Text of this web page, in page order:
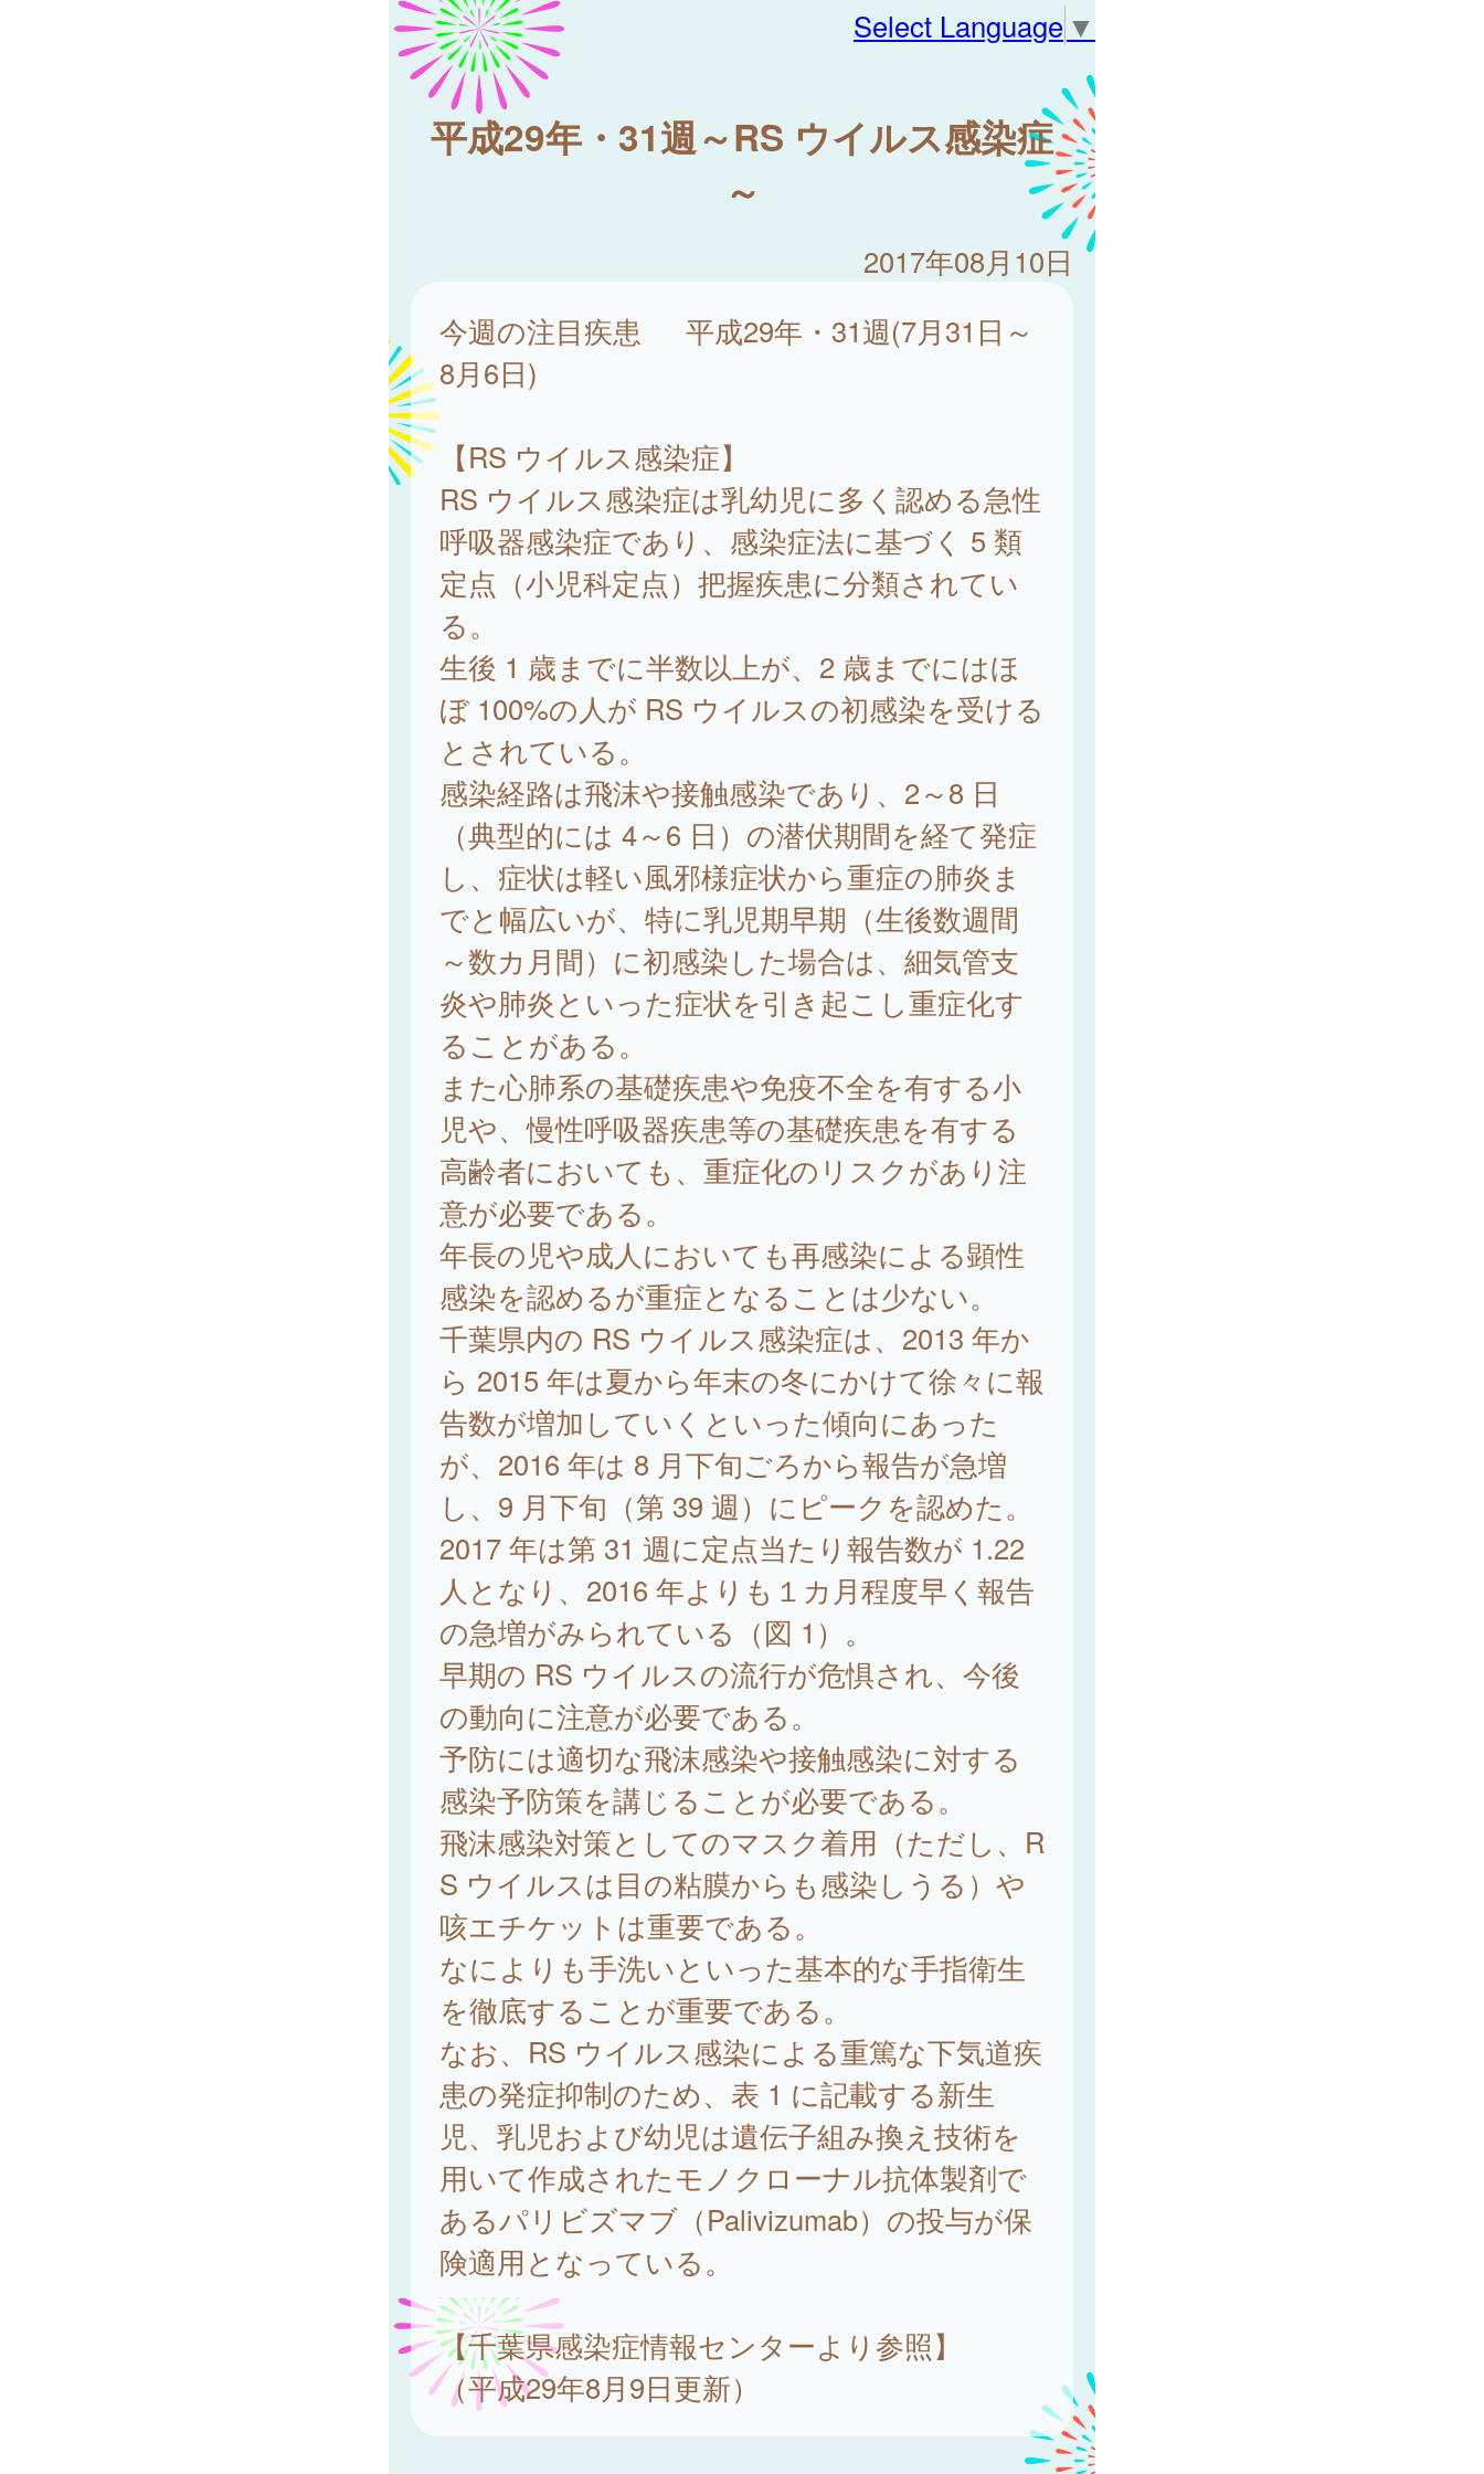
Select Language ▼
平成29年・31週～RS ウイルス感染症
～
2017年08月10日
今週の注目疾患 平成29年・31週(7月31日～
8月6日)
【RS ウイルス感染症】
RS ウイルス感染症は乳幼児に多く認める急性
呼吸器感染症であり、感染症法に基づく 5 類
定点（小児科定点）把握疾患に分類されてい
る。
生後 1 歳までに半数以上が、2 歳までにはほ
ぼ 100%の人が RS ウイルスの初感染を受ける
とされている。
感染経路は飛沫や接触感染であり、2～8 日
（典型的には 4～6 日）の潜伏期間を経て発症
し、症状は軽い風邪様症状から重症の肺炎ま
でと幅広いが、特に乳児期早期（生後数週間
～数カ月間）に初感染した場合は、細気管支
炎や肺炎といった症状を引き起こし重症化す
ることがある。
また心肺系の基礎疾患や免疫不全を有する小
児や、慢性呼吸器疾患等の基礎疾患を有する
高齢者においても、重症化のリスクがあり注
意が必要である。
年長の児や成人においても再感染による顕性
感染を認めるが重症となることは少ない。
千葉県内の RS ウイルス感染症は、2013 年か
ら 2015 年は夏から年末の冬にかけて徐々に報
告数が増加していくといった傾向にあった
が、2016 年は 8 月下旬ごろから報告が急増
し、9 月下旬（第 39 週）にピークを認めた。
2017 年は第 31 週に定点当たり報告数が 1.22
人となり、2016 年よりも１カ月程度早く報告
の急増がみられている（図 1）。
早期の RS ウイルスの流行が危惧され、今後
の動向に注意が必要である。
予防には適切な飛沫感染や接触感染に対する
感染予防策を講じることが必要である。
飛沫感染対策としてのマスク着用（ただし、R
S ウイルスは目の粘膜からも感染しうる）や
咳エチケットは重要である。
なによりも手洗いといった基本的な手指衛生
を徹底することが重要である。
なお、RS ウイルス感染による重篤な下気道疾
患の発症抑制のため、表 1 に記載する新生
児、乳児および幼児は遺伝子組み換え技術を
用いて作成されたモノクローナル抗体製剤で
あるパリビズマブ（Palivizumab）の投与が保
険適用となっている。
【千葉県感染症情報センターより参照】
（平成29年8月9日更新）